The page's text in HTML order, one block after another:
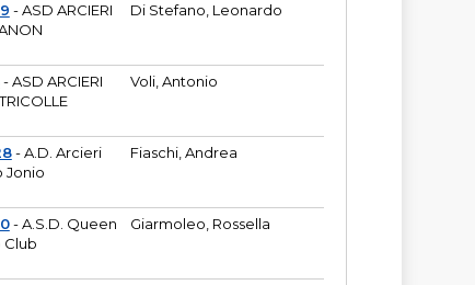
- ASD ARCIERI
Di Stefano, Leonardo
- ASD ARCIERI
Voli, Antonio
- A.D. Arcieri
Jonio
Fiaschi, Andrea
- A.S.D. Queen
Club
Giarmoleo, Rossella